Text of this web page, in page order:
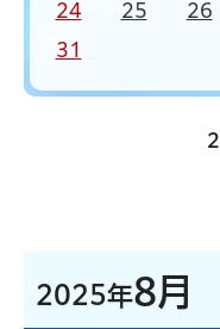
24 25 26
31
2025年8月